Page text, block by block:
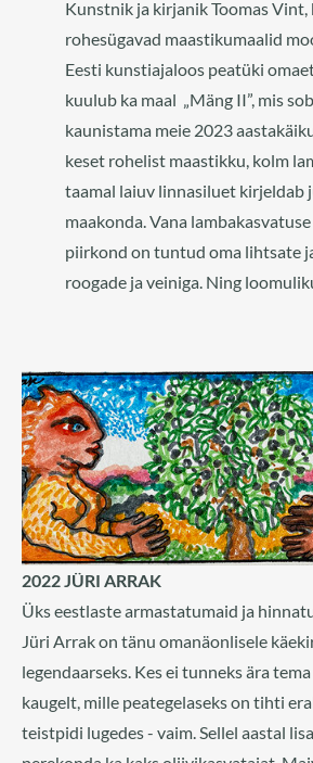
Kunstnik ja kirjanik Toomas Vint,
rohesügavad maastikumaalid
Eesti kunstiajaloos peatüki
kuulub ka maal „Mäng II”, mis
kaunistama meie 2023
keset rohelist maastikku, kolm
taamal laiuv linnasiluet kirjeldab
maakonda. Vana
piirkond on tuntud oma lihtsate
roogade ja veiniga. Ning
2022 JÜRI ARRAK
Üks eestlaste armastatumaid ja
Jüri Arrak on tänu omanäonlisele
legendaarseks. Kes ei tunneks ära
kaugelt, mille peategelaseks on tihti
teistpidi lugedes - vaim. Sellel aastal